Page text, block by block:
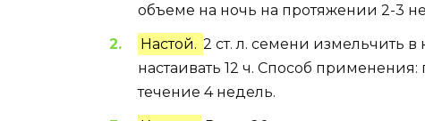
объеме на ночь на протяжении 2-3
Настой. 2 ст. л. семени измельчить
настаивать 12 ч. Способ
течение 4 недель.